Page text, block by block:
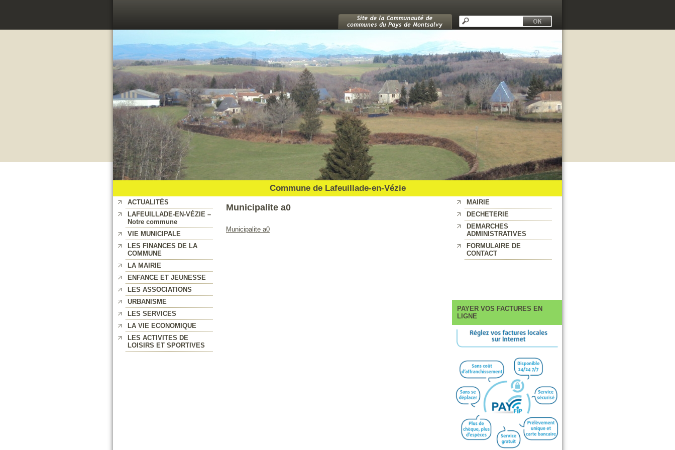
Commune de Lafeuillade-en-Vézie
MAIRIE
DECHETERIE
DEMARCHES
ADMINISTRATIVES
FORMULAIRE DE
CONTACT
PAYER VOS FACTURES EN
LIGNE
ACTUALITÉS
LAFEUILLADE-EN-VÉZIE –
Notre commune
VIE MUNICIPALE
LES FINANCES DE LA
COMMUNE
LA MAIRIE
ENFANCE ET JEUNESSE
LES ASSOCIATIONS
URBANISME
LES SERVICES
LA VIE ECONOMIQUE
LES ACTIVITES DE
LOISIRS ET SPORTIVES
Municipalite a0
Municipalite a0